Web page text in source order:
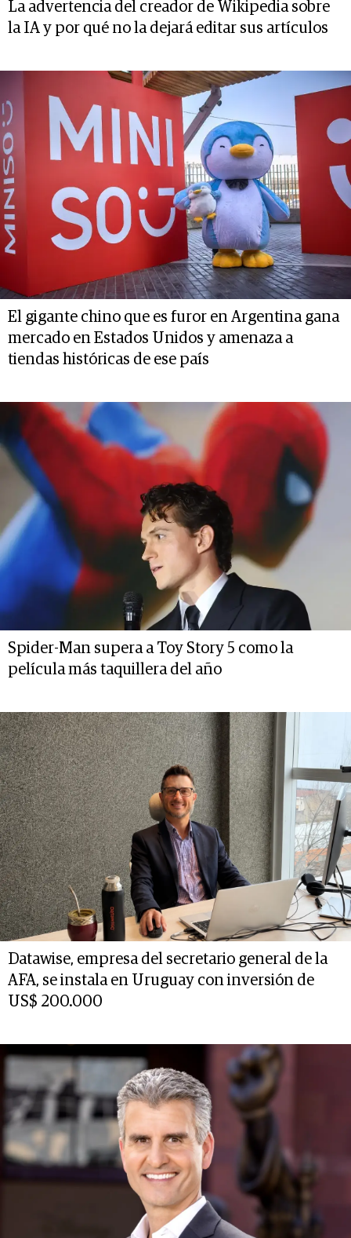
La advertencia del creador de Wikipedia sobre
la IA y por qué no la dejará editar sus artículos
El gigante chino que es furor en Argentina gana
mercado en Estados Unidos y amenaza a
tiendas históricas de ese país
Spider-Man supera a Toy Story 5 como la
película más taquillera del año
Datawise, empresa del secretario general de la
AFA, se instala en Uruguay con inversión de
US$ 200.000